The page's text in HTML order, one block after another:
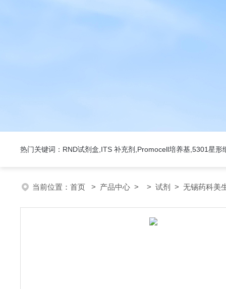
热门关键词：RND试剂盒,ITS 补充剂,Promocell培养基,5301星形
当前位置： 首页 > 产品中心 > > 试剂 > 无锡药科美